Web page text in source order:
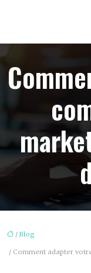
/ Blog
/ Comment adapter